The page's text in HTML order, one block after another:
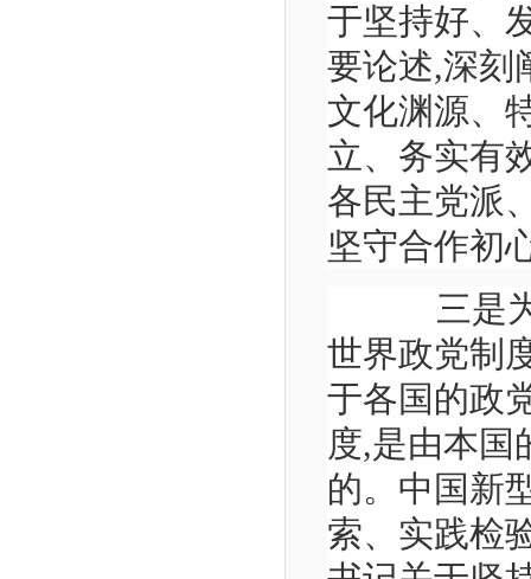
于坚持好、
要论述,深刻
文化渊源、
立、务实有
各民主党派
坚守合作初
三是为
世界政党制
于各国的政
度,是由本国
的。中国新
索、实践检